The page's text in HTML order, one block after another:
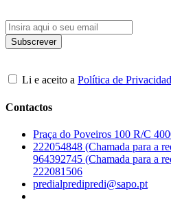
Li e aceito a Política de
Contactos
Praça do Poveiros 100 R/C
222054848 (Chamada para a
964392745 (Chamada para a
222081506
predialpredipredi@sapo.pt